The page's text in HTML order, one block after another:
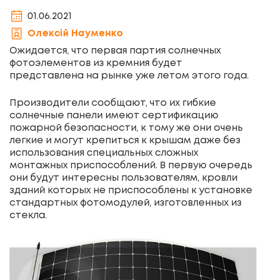
01.06.2021
Олексій Науменко
Ожидается, что первая партия солнечных
фотоэлементов из кремния будет
представлена на рынке уже летом этого года.
Производители сообщают, что их гибкие
солнечные панели имеют сертификацию
пожарной безопасности, к тому же они очень
легкие и могут крепиться к крышам даже без
использования специальных сложных
монтажных приспособлений. В первую очередь
они будут интересны пользователям, кровли
зданий которых не приспособлены к установке
стандартных фотомодулей, изготовленных из
стекла.